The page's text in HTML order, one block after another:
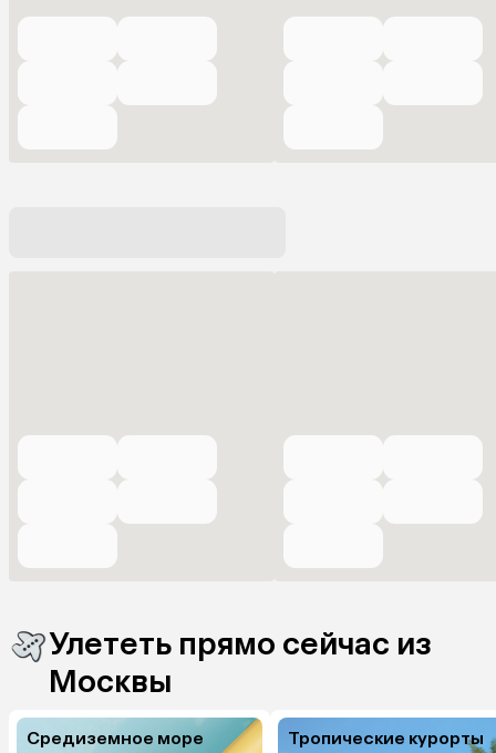
Улететь прямо сейчас из
Москвы
Средиземное море Тропические курорты